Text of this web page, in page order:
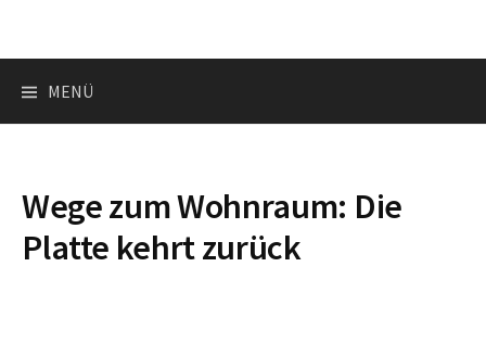
MENÜ
Wege zum Wohnraum: Die
Platte kehrt zurück